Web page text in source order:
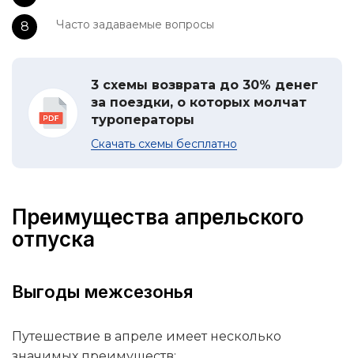
Часто задаваемые вопросы
3 схемы возврата до 30% денег
за поездки, о которых молчат
туроператоры
Скачать схемы бесплатно
Преимущества апрельского
отпуска
Выгоды межсезонья
Путешествие в апреле имеет несколько